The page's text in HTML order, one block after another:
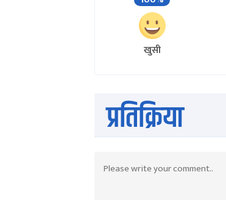
स्वदेशमा फिल्मले राम्रो
नवौं दिनसम्म घरेलु
जनाएको छ ।
त्यसपछिका दिनमा पनि